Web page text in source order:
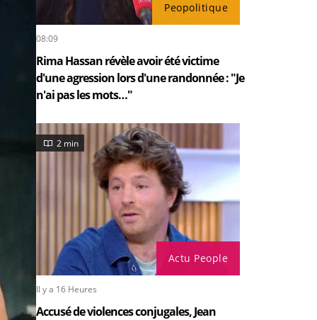
Peopolitique
08:09
Rima Hassan révèle avoir été victime
d'une agression lors d'une randonnée : "Je
n'ai pas les mots…"
Actu People
2 min
Il y a 16 Heures
Accusé de violences conjugales, Jean